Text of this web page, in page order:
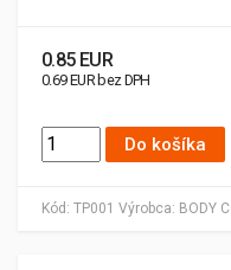
Kód: TP001 Výrobca: BODY
0.85 EUR
0.69 EUR bez DPH
Do košíka